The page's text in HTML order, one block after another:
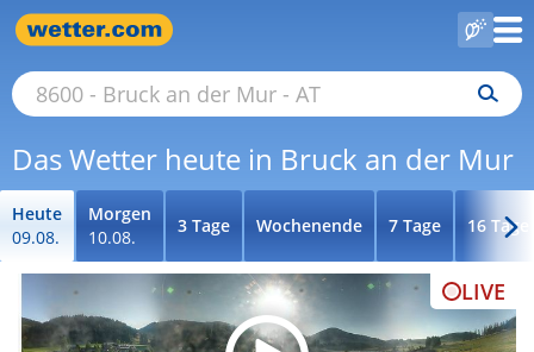
Das Wetter heute in Bruck an der Mur
Heute
09.08.
Morgen
10.08.
3 Tage Wochenende 7 Tage 16 Tage
LIVE